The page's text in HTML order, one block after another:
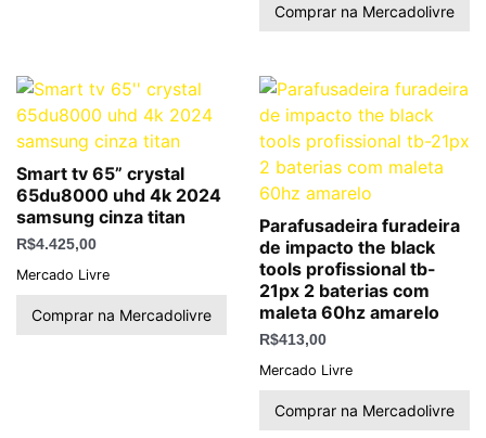
Comprar na Mercadolivre
Smart tv 65” crystal
65du8000 uhd 4k 2024
samsung cinza titan
R$4.425,00
Mercado Livre
Comprar na Mercadolivre
Parafusadeira furadeira
de impacto the black
tools profissional tb-
21px 2 baterias com
maleta 60hz amarelo
R$413,00
Mercado Livre
Comprar na Mercadolivre